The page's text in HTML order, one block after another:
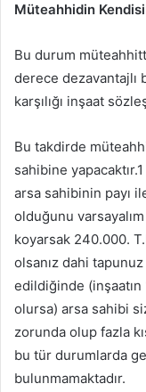
Müteahhidin
Bu durum
derece dezavantajlı
karşılığı inşaat
Bu takdirde
sahibine
arsa sahibinin payı
olduğunu
koyarsak 240.000.
olsanız dahi
edildiğinde
olursa) arsa sahibi
zorunda olup fazla
bu tür durumlarda
bulunmamaktadır.